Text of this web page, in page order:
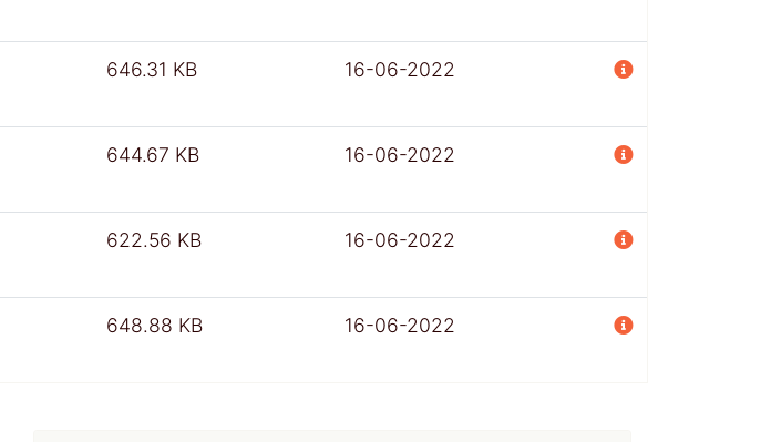
646.31 KB 16-06-2022
644.67 KB 16-06-2022
622.56 KB 16-06-2022
648.88 KB 16-06-2022